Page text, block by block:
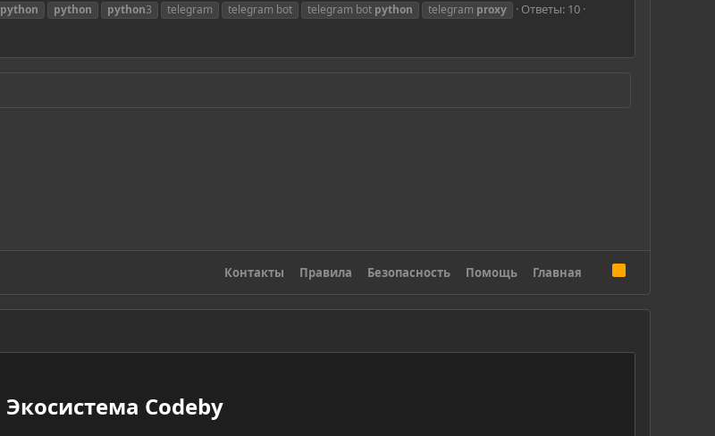
python python python3 telegram telegram bot telegram bot python telegram proxy
Ответы: 10
Контакты Правила Безопасность Помощь Главная
S
Экосистема Codeby